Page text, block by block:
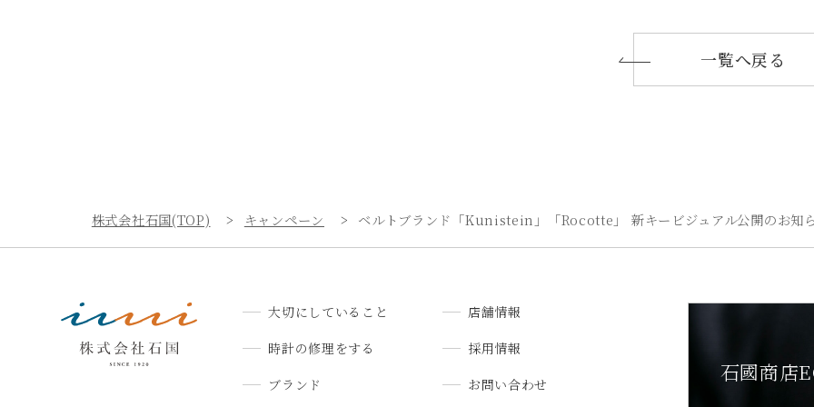
一覧へ戻る
株式会社石国(TOP) キャンペーン ベルトブランド「Kunistein」「Rocotte」 新キービジュアル公開のお知
大切にしていること
時計の修理をする
ブランド
店舗情報
採用情報
お問い合わせ
石國商店